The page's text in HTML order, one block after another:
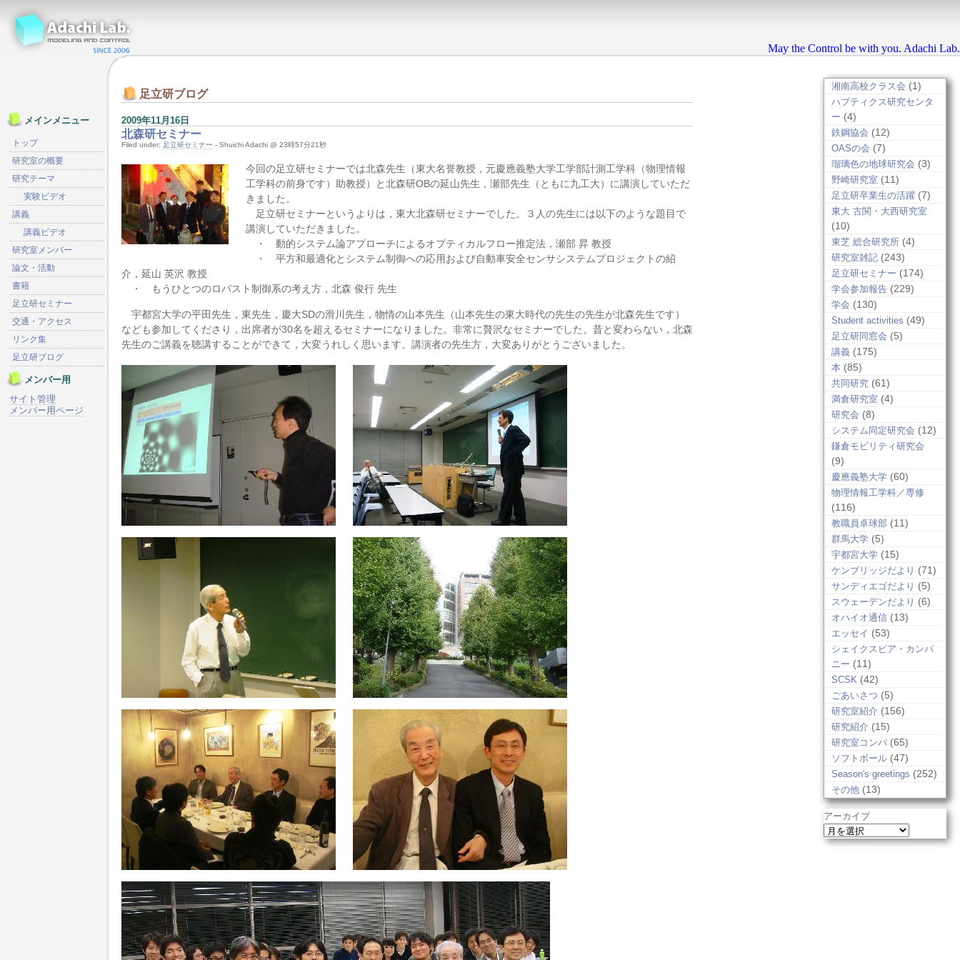
May the Control be with you. Adachi Lab.
足立研ブログ
2009年11月16日
北森研セミナー
Filed under: 足立研セミナー - Shuichi Adachi @ 23時57分21秒
今回の足立研セミナーでは北森先生（東大名誉教授，元慶應義塾大学工学部計測工学科（物理情報
工学科の前身です）助教授）と北森研OBの延山先生，瀬部先生（ともに九工大）に講演していただ
きました。
足立研セミナーというよりは，東大北森研セミナーでした。３人の先生には以下のような題目で
講演していただきました。
・ 動的システム論アプローチによるオプティカルフロー推定法，瀬部 昇 教授
・ 平方和最適化とシステム制御への応用および自動車安全センサシステムプロジェクトの紹
介，延山 英沢 教授
・ もうひとつのロバスト制御系の考え方，北森 俊行 先生
宇都宮大学の平田先生，東先生，慶大SDの滑川先生，物情の山本先生（山本先生の東大時代の先生の先生が北森先生です）
なども参加してくださり，出席者が30名を超えるセミナーになりました。非常に贅沢なセミナーでした。昔と変わらない，北森
先生のご講義を聴講することができて，大変うれしく思います。講演者の先生方，大変ありがとうございました。
湘南高校クラス会 (1)
ハプティクス研究センタ
ー (4)
鉄鋼協会 (12)
OASの会 (7)
瑠璃色の地球研究会 (3)
野崎研究室 (11)
足立研卒業生の活躍 (7)
東大 古関・大西研究室
(10)
東芝 総合研究所 (4)
研究室雑記 (243)
足立研セミナー (174)
学会参加報告 (229)
学会 (130)
Student activities (49)
足立研同窓会 (5)
講義 (175)
本 (85)
共同研究 (61)
満倉研究室 (4)
研究会 (8)
システム同定研究会 (12)
鎌倉モビリティ研究会
(9)
慶應義塾大学 (60)
物理情報工学科／専修
(116)
教職員卓球部 (11)
群馬大学 (5)
宇都宮大学 (15)
ケンブリッジだより (71)
サンディエゴだより (5)
スウェーデンだより (6)
オハイオ通信 (13)
エッセイ (53)
シェイクスピア・カンパ
ニー (11)
SCSK (42)
ごあいさつ (5)
研究室紹介 (156)
研究紹介 (15)
研究室コンパ (65)
ソフトボール (47)
Season's greetings (252)
その他 (13)
アーカイブ
メインメニュー
トップ
研究室の概要
研究テーマ
実験ビデオ
講義
講義ビデオ
研究室メンバー
論文・活動
書籍
足立研セミナー
交通・アクセス
リンク集
足立研ブログ
メンバー用
サイト管理
メンバー用ページ